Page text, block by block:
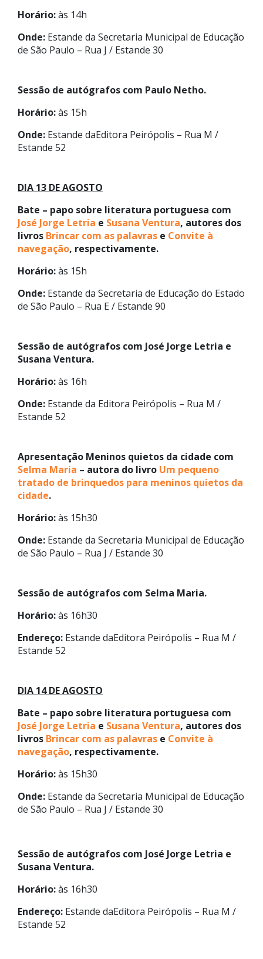
Horário:às 14h
Onde: Estande da Secretaria Municipal de Educação
de São Paulo – Rua J / Estande 30
Sessão de autógrafos com Paulo Netho.
Horário:às 15h
Onde: Estande daEditora Peirópolis – Rua M /
Estande 52
DIA 13 DE AGOSTO
Bate – papo sobre literatura portuguesa com
José Jorge Letria e Susana Ventura, autores dos
livros Brincar com as palavras e Convite à
navegação, respectivamente.
Horário:às 15h
Onde: Estande da Secretaria de Educação do Estado
de São Paulo – Rua E / Estande 90
Sessão de autógrafos com José Jorge Letria e
Susana Ventura.
Horário:às 16h
Onde: Estande da Editora Peirópolis – Rua M /
Estande 52
Apresentação Meninos quietos da cidade com
Selma Maria – autora do livro Um pequeno
tratado de brinquedos para meninos quietos da
cidade.
Horário:às 15h30
Onde: Estande da Secretaria Municipal de Educação
de São Paulo – Rua J / Estande 30
Sessão de autógrafos com Selma Maria.
Horário:às 16h30
Endereço: Estande daEditora Peirópolis – Rua M /
Estande 52
DIA 14 DE AGOSTO
Bate – papo sobre literatura portuguesa com
José Jorge Letria e Susana Ventura, autores dos
livros Brincar com as palavras e Convite à
navegação, respectivamente.
Horário:às 15h30
Onde: Estande da Secretaria Municipal de Educação
de São Paulo – Rua J / Estande 30
Sessão de autógrafos com José Jorge Letria e
Susana Ventura.
Horário:às 16h30
Endereço: Estande daEditora Peirópolis – Rua M /
Estande 52